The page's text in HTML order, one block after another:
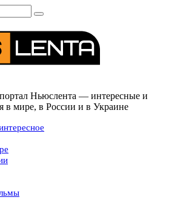
Ньюслента — интересные и
в мире, в России и в Украине